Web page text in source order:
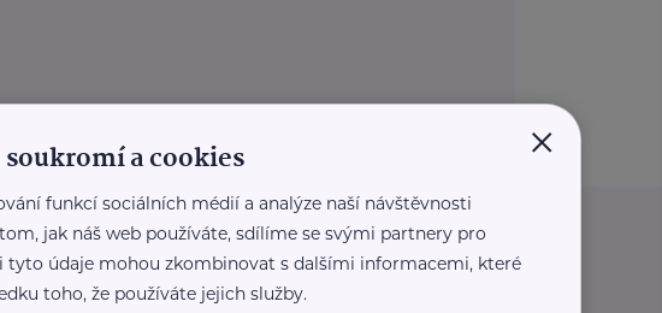
×
a cookies
funkcí sociálních médií a analýze naší návštěvnosti
jak náš web používáte, sdílíme se svými partnery pro
tyto údaje mohou zkombinovat s dalšími informacemi, které
toho, že používáte jejich služby.